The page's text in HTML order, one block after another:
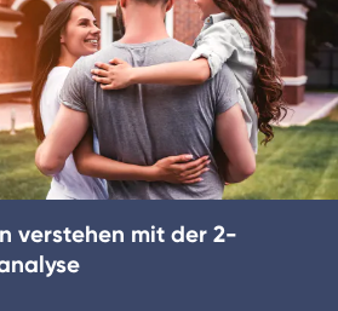
verstehen mit der 2-